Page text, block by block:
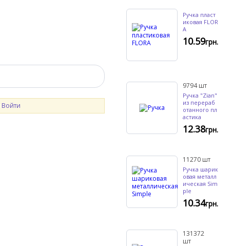
Ручка пласт
иковая FLOR
A
10.59грн.
9794 шт
Ручка "Zian"
из перераб
отанного пл
астика
12.38грн.
11270 шт
Ручка шарик
овая металл
ическая Sim
ple
10.34грн.
131372
шт
Войти